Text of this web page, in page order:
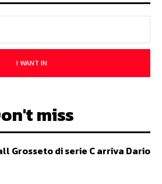
I WANT IN
miss
Grosseto di serie C arriva Dario